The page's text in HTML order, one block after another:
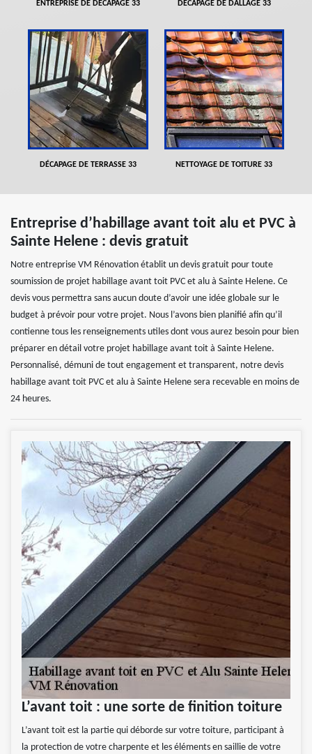
ENTREPRISE DE DÉCAPAGE 33 DÉCAPAGE DE DALLAGE 33
DÉCAPAGE DE TERRASSE 33 NETTOYAGE DE TOITURE 33
Entreprise d’habillage avant toit alu et PVC à
Sainte Helene : devis gratuit
Notre entreprise VM Rénovation établit un devis gratuit pour toute
soumission de projet habillage avant toit PVC et alu à Sainte Helene. Ce
devis vous permettra sans aucun doute d’avoir une idée globale sur le
budget à prévoir pour votre projet. Nous l’avons bien planifié afin qu’il
contienne tous les renseignements utiles dont vous aurez besoin pour bien
préparer en détail votre projet habillage avant toit à Sainte Helene.
Personnalisé, démuni de tout engagement et transparent, notre devis
habillage avant toit PVC et alu à Sainte Helene sera recevable en moins de
24 heures.
L’avant toit : une sorte de finition toiture
L’avant toit est la partie qui déborde sur votre toiture, participant à
la protection de votre charpente et les éléments en saillie de votre